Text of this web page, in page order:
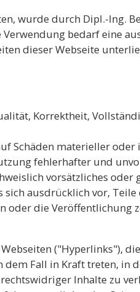
wurde durch Dipl.-Ing.
bedarf eine
dieser Webseite
Korrektheit,
Schäden materieller
fehlerhafter und
vorsätzliches
ausdrücklich vor,
oder die Veröffentlichung
("Hyperlinks"),
Fall in Kraft treten, in
Inhalte zu